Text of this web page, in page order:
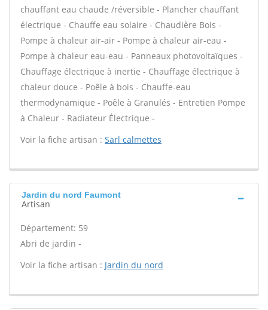
chauffant eau chaude /réversible - Plancher chauffant
électrique - Chauffe eau solaire - Chaudière Bois -
Pompe à chaleur air-air - Pompe à chaleur air-eau -
Pompe à chaleur eau-eau - Panneaux photovoltaïques -
Chauffage électrique à inertie - Chauffage électrique à
chaleur douce - Poêle à bois - Chauffe-eau
thermodynamique - Poêle à Granulés - Entretien Pompe
à Chaleur - Radiateur Électrique -
Voir la fiche artisan : Sarl calmettes
Jardin du nord Faumont
Artisan
Département: 59
Abri de jardin -
Voir la fiche artisan : Jardin du nord